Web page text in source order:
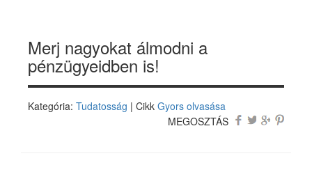
Merj nagyokat álmodni a
pénzügyeidben is!
Kategória: Tudatosság | Cikk Gyors olvasása
MEGOSZTÁS